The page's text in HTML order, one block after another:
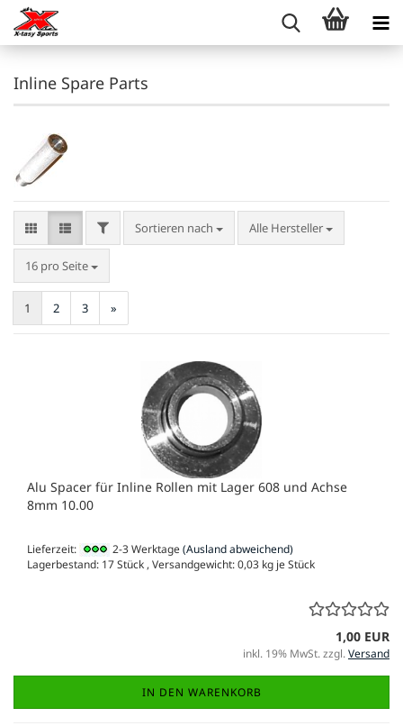
Inline Spare Parts
FILTERSortieren nach
Sortieren nach Alle Hersteller
16 pro Seite
pro Seite
1 2 3 »
Alu Spacer für Inline Rollen mit Lager 608 und Achse
8mm 10.00
Lieferzeit: 2-3 Werktage(Ausland abweichend)
Lagerbestand: 17 Stück , Versandgewicht:0,03 kg je Stück
1,00 EUR
inkl. 19% MwSt. zzgl.Versand
IN DEN WARENKORB